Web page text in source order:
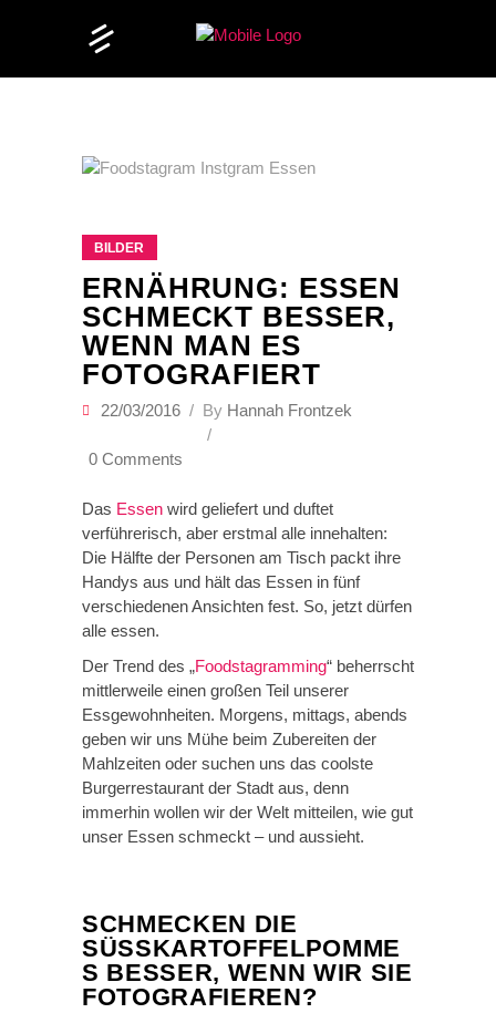
BILDER
ERNÄHRUNG: ESSEN
SCHMECKT BESSER,
WENN MAN ES
FOTOGRAFIERT
22/03/2016 By Hannah Frontzek
0 Comments
Das Essen wird geliefert und duftet
verführerisch, aber erstmal alle innehalten:
Die Hälfte der Personen am Tisch packt ihre
Handys aus und hält das Essen in fünf
verschiedenen Ansichten fest. So, jetzt dürfen
alle essen.
Der Trend des „Foodstagramming“ beherrscht
mittlerweile einen großen Teil unserer
Essgewohnheiten. Morgens, mittags, abends
geben wir uns Mühe beim Zubereiten der
Mahlzeiten oder suchen uns das coolste
Burgerrestaurant der Stadt aus, denn
immerhin wollen wir der Welt mitteilen, wie gut
unser Essen schmeckt – und aussieht.
SCHMECKEN DIE
SÜSSKARTOFFELPOMMES
BESSER, WENN WIR SIE F
OTOGRAFIEREN?